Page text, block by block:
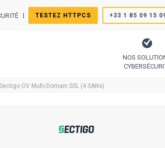
| TESTEZ HTTPCS +33 1 85 09 15
NOS
OV Multi-Domain SSL (4 SANs)